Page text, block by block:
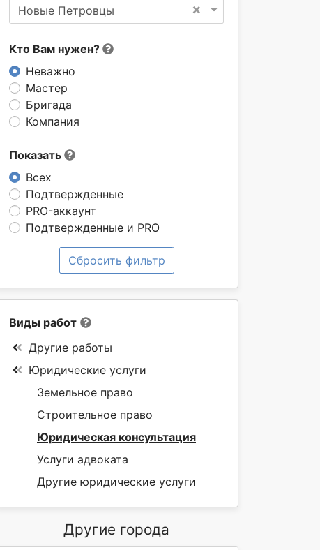
×
Новые Петровцы
Кто Вам нужен?
Неважно
Мастер
Бригада
Компания
Показать
Всех
Подтвержденные
PRO-аккаунт
Подтвержденные и PRO
Сбросить фильтр
Виды работ
Другие работы
Юридические услуги
Земельное право
Строительное право
Юридическая консультация
Услуги адвоката
Другие юридические услуги
Другие города